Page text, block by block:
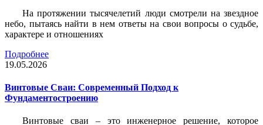
На протяжении тысячелетий люди смотрели на звездное
небо, пытаясь найти в нем ответы на свои вопросы о судьбе,
характере и отношениях
Подробнее
19.05.2026
Винтовые Сваи: Современный Подход к
Фундаментостроению
Винтовые сваи – это инженерное решение, которое